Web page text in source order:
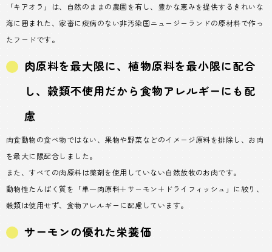
「キアオラ」は、自然のままの農園を有し、豊かな恵みを提供するきれいな
海に囲まれた、家畜に疫病のない非汚染国ニュージーランドの原材料で作っ
たフードです。
肉原料を最大限に、植物原料を最小限に配合
し、穀類不使用だから食物アレルギーにも配
慮
肉食動物の食べ物ではない、果物や野菜などのイメージ原料を排除し、お肉
を最大に限配合しました。
また、すべての肉原料は薬剤を使用していない自然放牧のお肉です。
動物性たんぱく質を「単一肉原料＋サーモン＋ドライフィッシュ」に絞り、
穀類は使用せず、食物アレルギーに配慮しています。
サーモンの優れた栄養価